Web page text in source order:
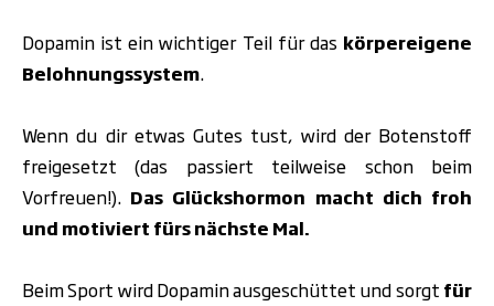
Dopamin ist ein wichtiger Teil für das körpereigene
Belohnungssystem.
Wenn du dir etwas Gutes tust, wird der Botenstoff
freigesetzt (das passiert teilweise schon beim
Vorfreuen!). Das Glückshormon macht dich froh
und motiviert fürs nächste Mal.
Beim Sport wird Dopamin ausgeschüttet und sorgt für